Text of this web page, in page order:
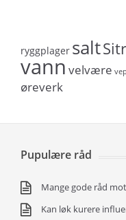
ryggplager salt
vann velvære
øreverk
Pupulære råd
Mange gode råd
Kan løk kurere